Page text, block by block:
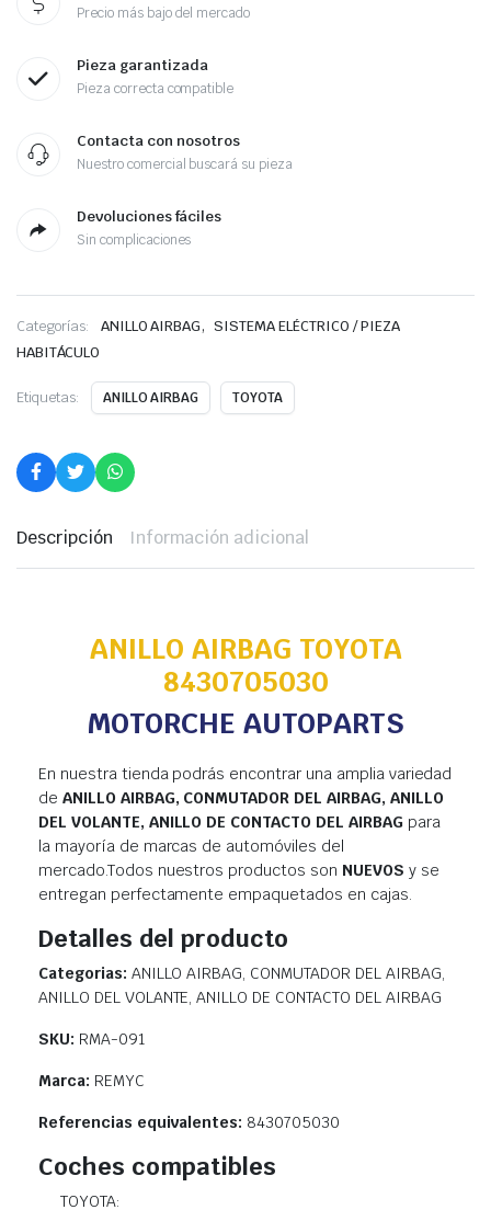
Precio más bajo del mercado
Pieza garantizada
Pieza correcta compatible
Contacta con nosotros
Nuestro comercial buscará su pieza
Devoluciones fáciles
Sin complicaciones
Categorías: ANILLO AIRBAG, SISTEMA ELÉCTRICO / PIEZA
HABITÁCULO
Etiquetas: ANILLO AIRBAG TOYOTA
Descripción Información adicional
ANILLO AIRBAG TOYOTA
8430705030
MOTORCHE AUTOPARTS
En nuestra tienda podrás encontrar una amplia variedad
de ANILLO AIRBAG, CONMUTADOR DEL AIRBAG, ANILLO
DEL VOLANTE, ANILLO DE CONTACTO DEL AIRBAG para
la mayoría de marcas de automóviles del
mercado.Todos nuestros productos son NUEVOS y se
entregan perfectamente empaquetados en cajas.
Detalles del producto
Categorias: ANILLO AIRBAG, CONMUTADOR DEL AIRBAG,
ANILLO DEL VOLANTE, ANILLO DE CONTACTO DEL AIRBAG
SKU: RMA-091
Marca: REMYC
Referencias equivalentes: 8430705030
Coches compatibles
TOYOTA: